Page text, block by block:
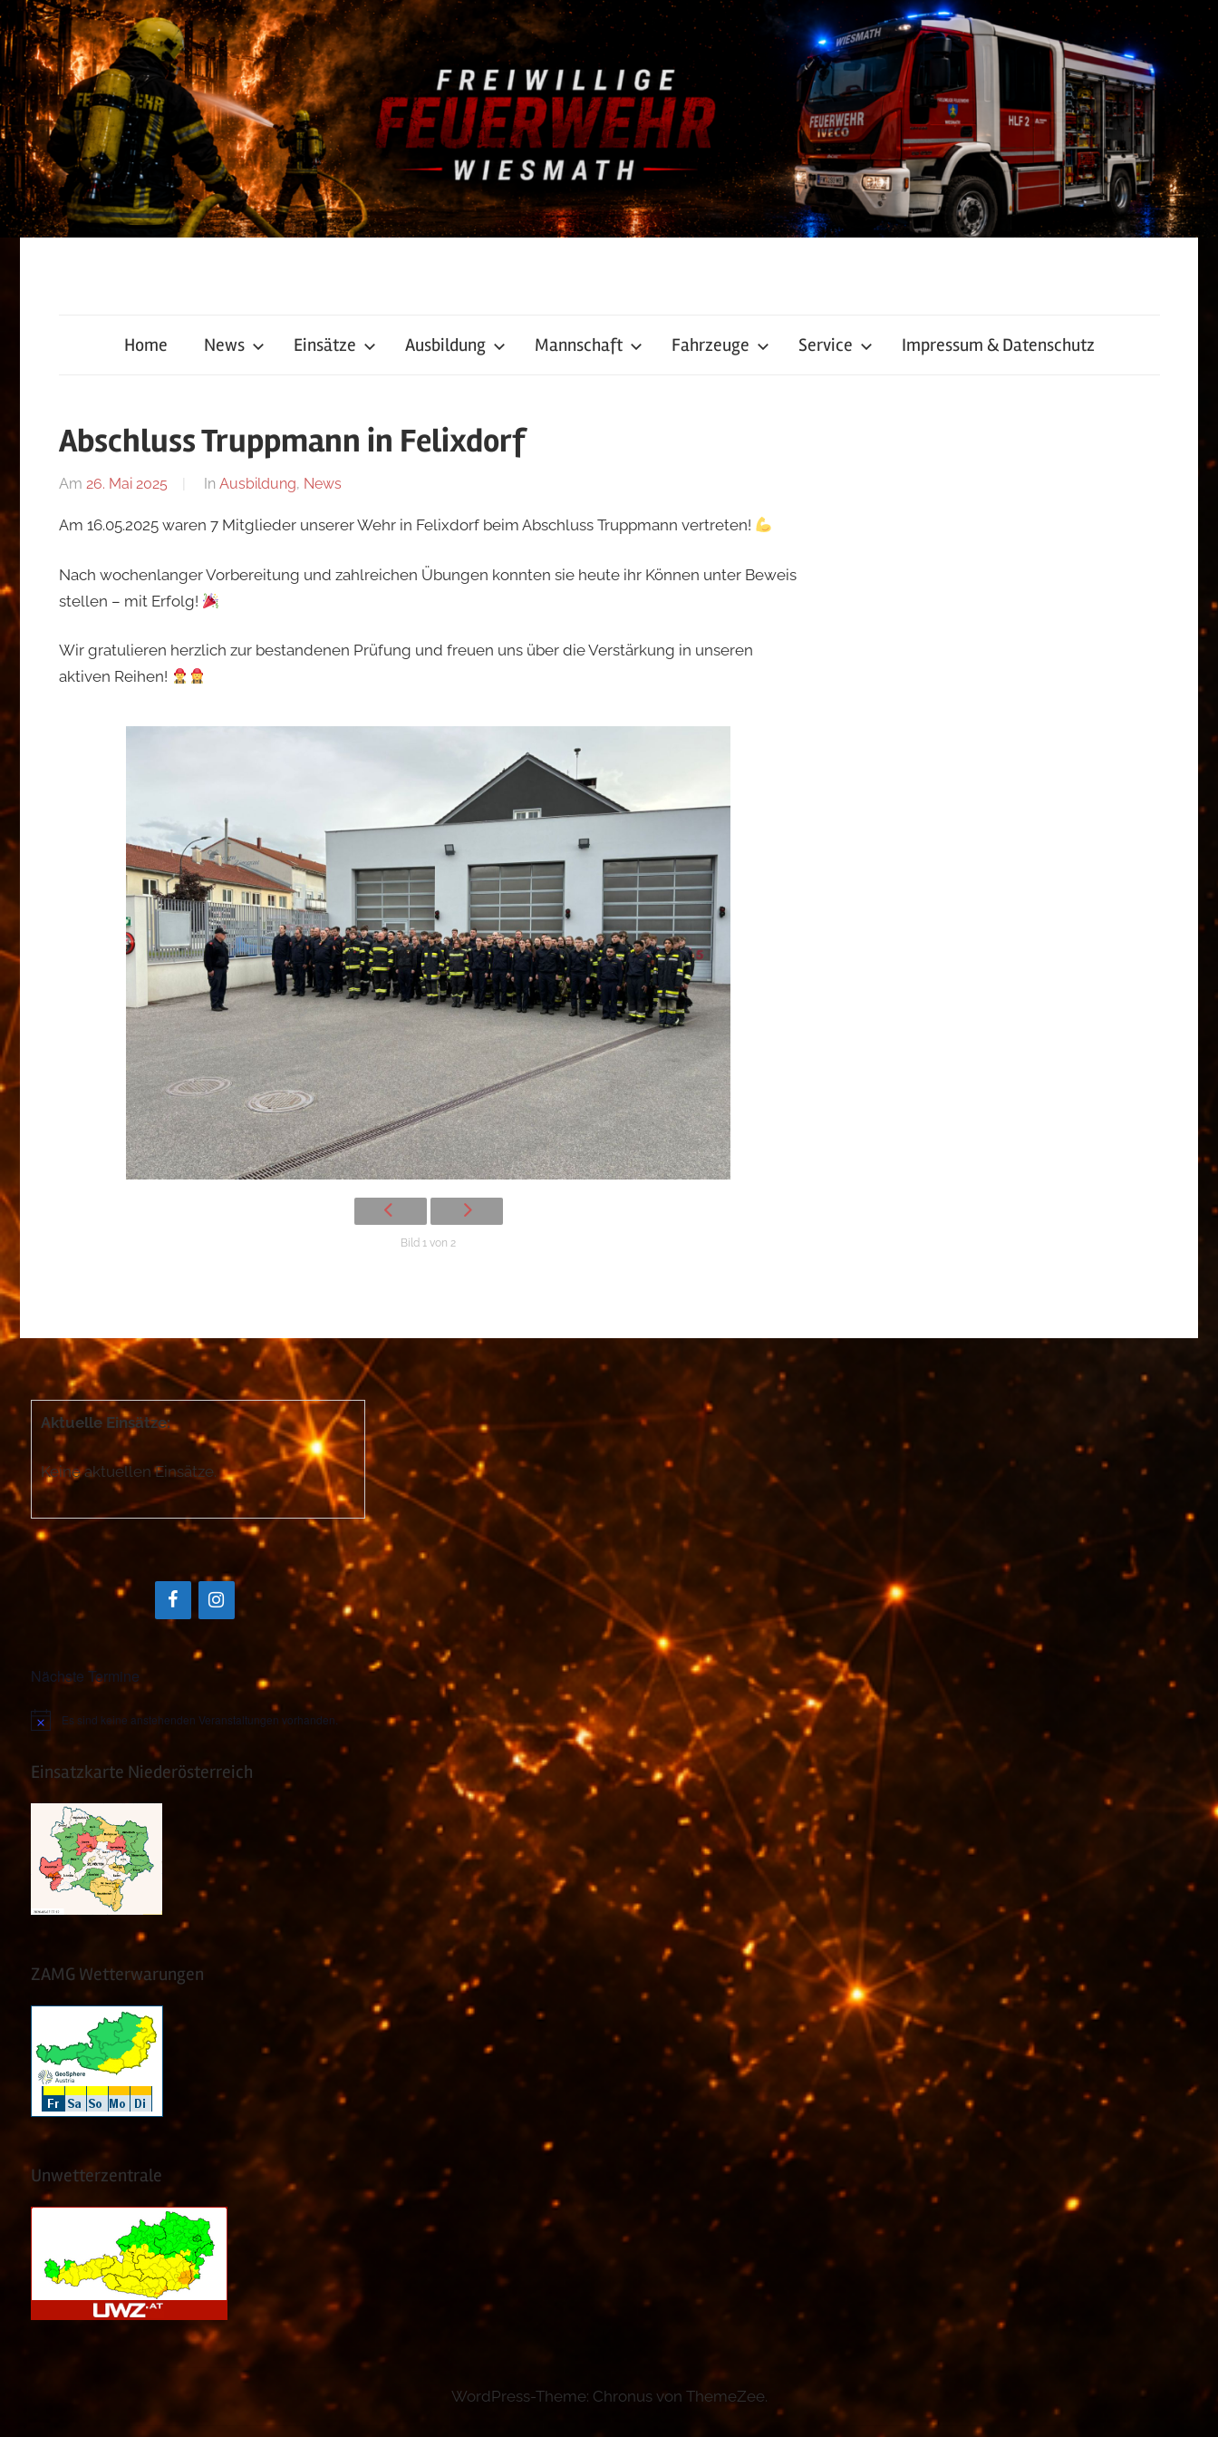
Zum
Inhalt
springen
Wiesmath
Home News Einsätze Ausbildung Mannschaft Fahrzeuge Service Impressum & Datenschutz
Abschluss Truppmann in Felixdorf
Am 26. Mai 2025
Von
Grundtner
In Ausbildung, News
Am 16.05.2025 waren 7 Mitglieder unserer Wehr in Felixdorf beim Abschluss Truppmann vertreten!
Nach wochenlanger Vorbereitung und zahlreichen Übungen konnten sie heute ihr Können unter Beweis
stellen – mit Erfolg!
Wir gratulieren herzlich zur bestandenen Prüfung und freuen uns über die Verstärkung in unseren
aktiven Reihen!
Bild 1 von 2
Aktuelle Einsätze:
Keine aktuellen Einsätze.
Nächste Termine
HinweisEs sind keine anstehenden Veranstaltungen vorhanden.
Einsatzkarte Niederösterreich
ZAMG Wetterwarungen
Unwetterzentrale
WordPress-Theme: Chronus von ThemeZee.